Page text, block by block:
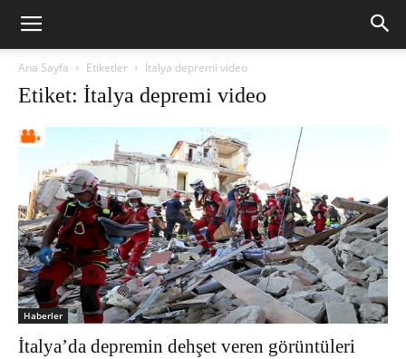
Ana Sayfa Etiketler İtalya depremi video
Etiket: İtalya depremi video
Haberler
İtalya’da depremin dehşet veren görüntüleri